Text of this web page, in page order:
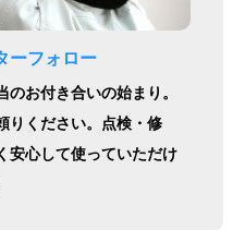
ーフォロー
お付き合いの始まり。
りください。点検・修
安心して使っていただけ